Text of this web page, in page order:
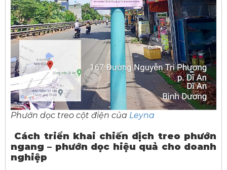
Phướn dọc treo cột điện của Leyna
Cách triển khai chiến dịch treo phướn
ngang – phướn dọc hiệu quả cho doanh
nghiệp